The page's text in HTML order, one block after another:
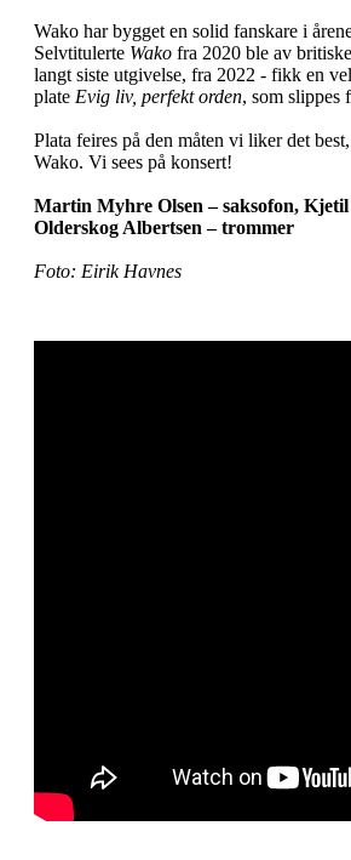
Wako har bygget en solid fanskare i
Selvtitulerte Wako fra 2020 ble av
langt siste utgivelse, fra 2022 - fikk en
plate Evig liv, perfekt orden, som slippes
Plata feires på den måten vi liker det
Wako. Vi sees på konsert!
Martin Myhre Olsen – saksofon,
Olderskog Albertsen – trommer
Foto: Eirik Havnes